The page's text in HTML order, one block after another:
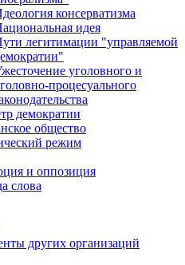
консерватизма
идея
легитимации "управляемой
уголовного и
процесуального
демократии
общество
режим
и оппозиция
слова
других организаций